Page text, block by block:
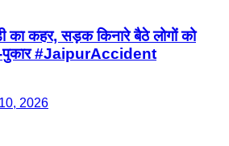
का कहर, सड़क किनारे बैठे लोगों को
पुकार #JaipurAccident
2026